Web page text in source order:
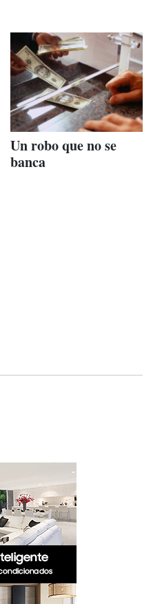
Un robo que no se
banca